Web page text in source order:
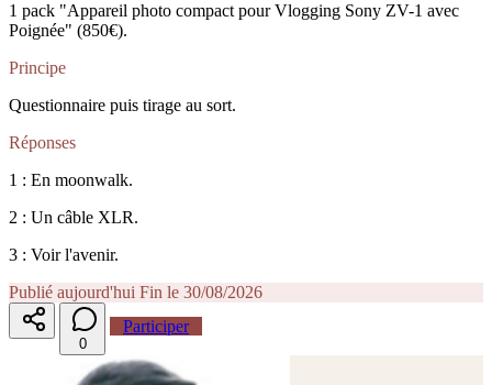
1 pack "Appareil photo compact pour Vlogging Sony ZV-1 avec
Poignée" (850€).
Principe
Questionnaire puis tirage au sort.
Réponses
1 : En moonwalk.
2 : Un câble XLR.
3 : Voir l'avenir.
Publié aujourd'hui Fin le 30/08/2026
0
Participer